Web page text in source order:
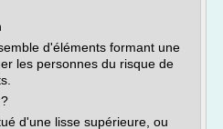
d'éléments formant une
les personnes du risque de
d'une lisse supérieure, ou